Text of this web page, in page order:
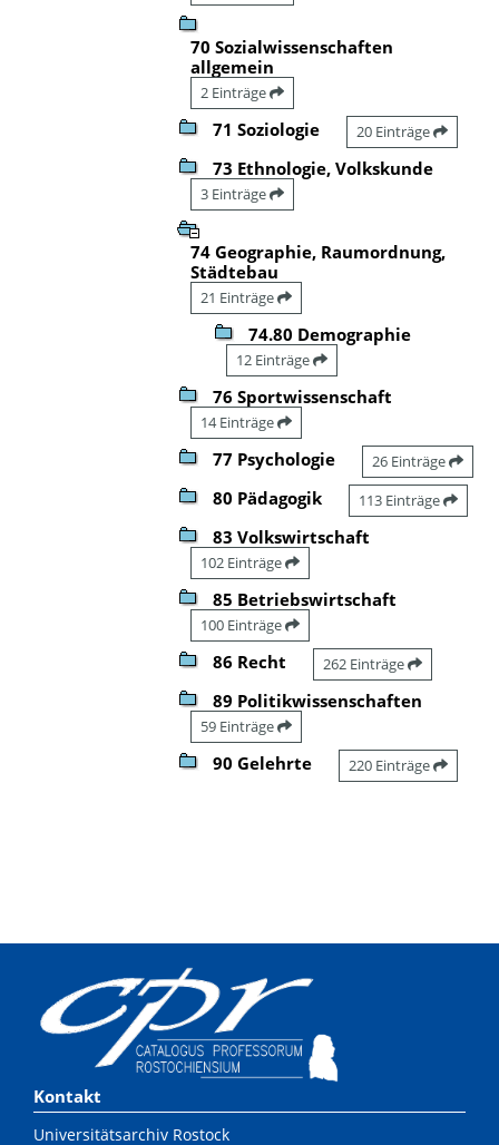
70 Sozialwissenschaften
allgemein
2 Einträge
71 Soziologie 20 Einträge
73 Ethnologie, Volkskunde
3 Einträge
74 Geographie, Raumordnung,
Städtebau
21 Einträge
74.80 Demographie
12 Einträge
76 Sportwissenschaft
14 Einträge
77 Psychologie 26 Einträge
80 Pädagogik 113 Einträge
83 Volkswirtschaft
102 Einträge
85 Betriebswirtschaft
100 Einträge
86 Recht 262 Einträge
89 Politikwissenschaften
59 Einträge
90 Gelehrte 220 Einträge
Kontakt
Universitätsarchiv Rostock